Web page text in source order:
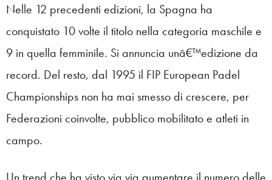
Nelle 12 precedenti edizioni, la Spagna ha
conquistato 10 volte il titolo nella categoria maschile e
9 in quella femminile. Si annuncia unâ€™edizione da
record. Del resto, dal 1995 il FIP European Padel
Championships non ha mai smesso di crescere, per
Federazioni coinvolte, pubblico mobilitato e atleti in
campo.
Un trend che ha visto via via aumentare il numero delle